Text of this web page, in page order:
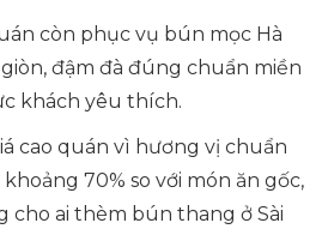
còn phục vụ bún mọc Hà
giòn, đậm đà đúng chuẩn miền
khách yêu thích.
cao quán vì hương vị chuẩn
70% so với món ăn gốc,
cho ai thèm bún thang ở Sài